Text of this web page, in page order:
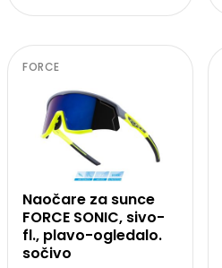
FORCE
Naočare za sunce
FORCE SONIC, sivo-
fl., plavo-ogledalo.
sočivo